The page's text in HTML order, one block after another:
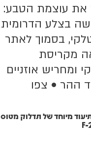
את עוצמת הטבע:
בצלע הדרומית
בסמוך לאתר
מקריסת
ומחריש אוזניים
ההר • צפו
תיעוד מיוחד של תדלוק מטוס